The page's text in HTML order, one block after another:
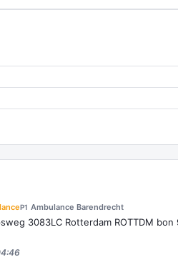
P1 Ambulance Barendrecht
3083LC Rotterdam ROTTDM bon